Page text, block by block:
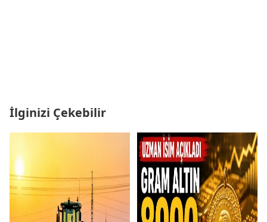
İlginizi Çekebilir